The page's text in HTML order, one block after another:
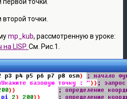
точки.
mp_kub, рассмотренную в уроке:
LISP. См. Рис.1.